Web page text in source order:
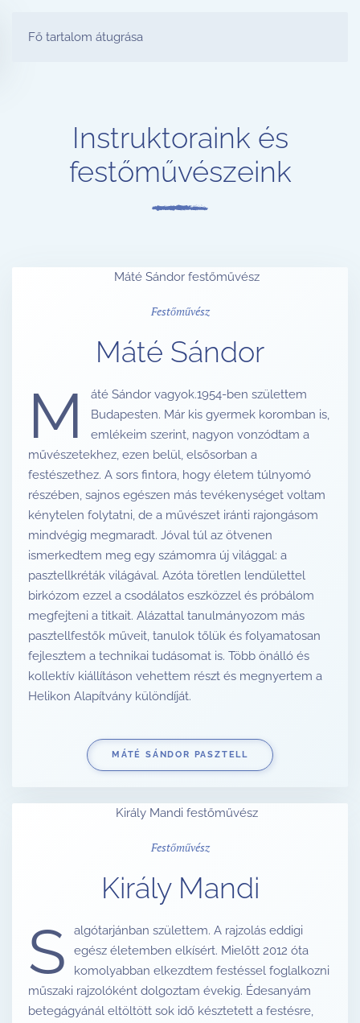
Fő tartalom átugrása
FESTŐ PARTY STÚDIÓ
Instruktoraink és
festőművészeink
Festőművész
Máté Sándor
M
áté Sándor vagyok.1954-ben születtem
Budapesten. Már kis gyermek koromban is,
emlékeim szerint, nagyon vonzódtam a
művészetekhez, ezen belül, elsősorban a
festészethez. A sors fintora, hogy életem túlnyomó
részében, sajnos egészen más tevékenységet voltam
kénytelen folytatni, de a művészet iránti rajongásom
mindvégig megmaradt. Jóval túl az ötvenen
ismerkedtem meg egy számomra új világgal: a
pasztellkréták világával. Azóta töretlen lendülettel
birkózom ezzel a csodálatos eszközzel és próbálom
megfejteni a titkait. Alázattal tanulmányozom más
pasztellfestők műveit, tanulok tőlük és folyamatosan
fejlesztem a technikai tudásomat is. Több önálló és
kollektív kiállításon vehettem részt és megnyertem a
Helikon Alapítvány különdíját.
MÁTÉ SÁNDOR PASZTELL
Festőművész
Király Mandi
S
algótarjánban születtem. A rajzolás eddigi
egész életemben elkísért. Mielőtt 2012 óta
komolyabban elkezdtem festéssel foglalkozni
műszaki rajzolóként dolgoztam évekig. Édesanyám
betegágyánál eltöltött sok idő késztetett a festésre,